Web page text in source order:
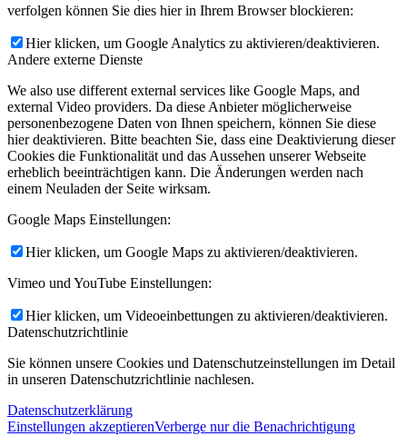
verfolgen können Sie dies hier in Ihrem Browser blockieren:
Hier klicken, um Google Analytics zu aktivieren/deaktivieren.
Andere externe Dienste
We also use different external services like Google Maps, and
external Video providers. Da diese Anbieter möglicherweise
personenbezogene Daten von Ihnen speichern, können Sie diese
hier deaktivieren. Bitte beachten Sie, dass eine Deaktivierung dieser
Cookies die Funktionalität und das Aussehen unserer Webseite
erheblich beeinträchtigen kann. Die Änderungen werden nach
einem Neuladen der Seite wirksam.
Google Maps Einstellungen:
Hier klicken, um Google Maps zu aktivieren/deaktivieren.
Vimeo und YouTube Einstellungen:
Hier klicken, um Videoeinbettungen zu aktivieren/deaktivieren.
Datenschutzrichtlinie
Sie können unsere Cookies und Datenschutzeinstellungen im Detail
in unseren Datenschutzrichtlinie nachlesen.
Datenschutzerklärung
Einstellungen akzeptierenVerberge nur die Benachrichtigung